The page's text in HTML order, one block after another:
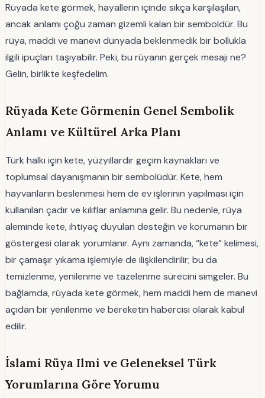
Rüyada kete görmek, hayallerin içinde sıkça karşılaşılan,
ancak anlamı çoğu zaman gizemli kalan bir semboldür. Bu
rüya, maddi ve manevi dünyada beklenmedik bir bollukla
ilgili ipuçları taşıyabilir. Peki, bu rüyanın gerçek mesajı ne?
Gelin, birlikte keşfedelim.
Rüyada Kete Görmenin Genel Sembolik
Anlamı ve Kültürel Arka Planı
Türk halkı için kete, yüzyıllardır geçim kaynakları ve
toplumsal dayanışmanın bir sembolüdür. Kete, hem
hayvanların beslenmesi hem de ev işlerinin yapılması için
kullanılan çadır ve kılıflar anlamına gelir. Bu nedenle, rüya
aleminde kete, ihtiyaç duyulan desteğin ve korumanın bir
göstergesi olarak yorumlanır. Aynı zamanda, “kete” kelimesi,
bir çamaşır yıkama işlemiyle de ilişkilendirilir; bu da
temizlenme, yenilenme ve tazelenme sürecini simgeler. Bu
bağlamda, rüyada kete görmek, hem maddi hem de manevi
açıdan bir yenilenme ve bereketin habercisi olarak kabul
edilir.
İslami Rüya Ilmi ve Geleneksel Türk
Yorumlarına Göre Yorumu